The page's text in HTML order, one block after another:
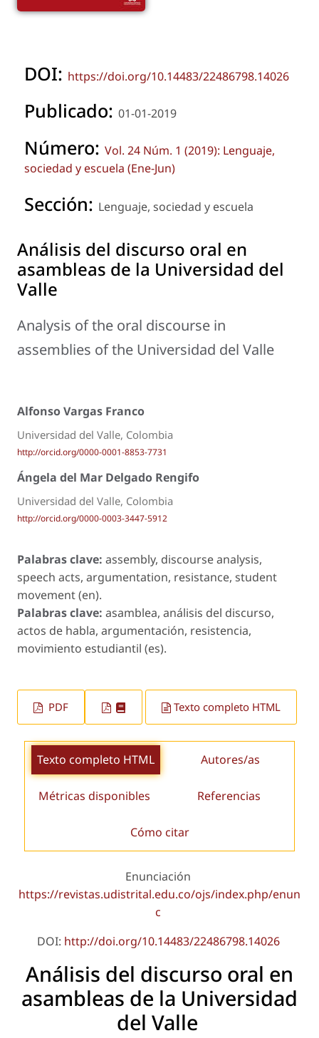
DOI: https://doi.org/10.14483/22486798.14026
Publicado: 01-01-2019
Número: Vol. 24 Núm. 1 (2019): Lenguaje,
sociedad y escuela (Ene-Jun)
Sección: Lenguaje, sociedad y escuela
Análisis del discurso oral en
asambleas de la Universidad del
Valle
Analysis of the oral discourse in
assemblies of the Universidad del Valle
Alfonso Vargas Franco
Universidad del Valle, Colombia
http://orcid.org/0000-0001-8853-7731
Ángela del Mar Delgado Rengifo
Universidad del Valle, Colombia
http://orcid.org/0000-0003-3447-5912
Palabras clave: assembly, discourse analysis,
speech acts, argumentation, resistance, student
movement (en).
Palabras clave: asamblea, análisis del discurso,
actos de habla, argumentación, resistencia,
movimiento estudiantil (es).
PDF Texto completo HTML
Texto completo HTML Autores/as
Métricas disponibles Referencias
Cómo citar
Enunciación
https://revistas.udistrital.edu.co/ojs/index.php/enun
c
DOI: http://doi.org/10.14483/22486798.14026
Análisis del discurso oral en
asambleas de la Universidad
del Valle